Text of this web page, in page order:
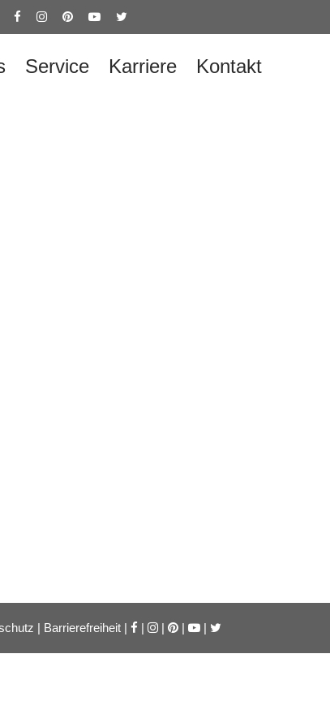
Service Karriere Kontakt
| Barrierefreiheit | | | | |